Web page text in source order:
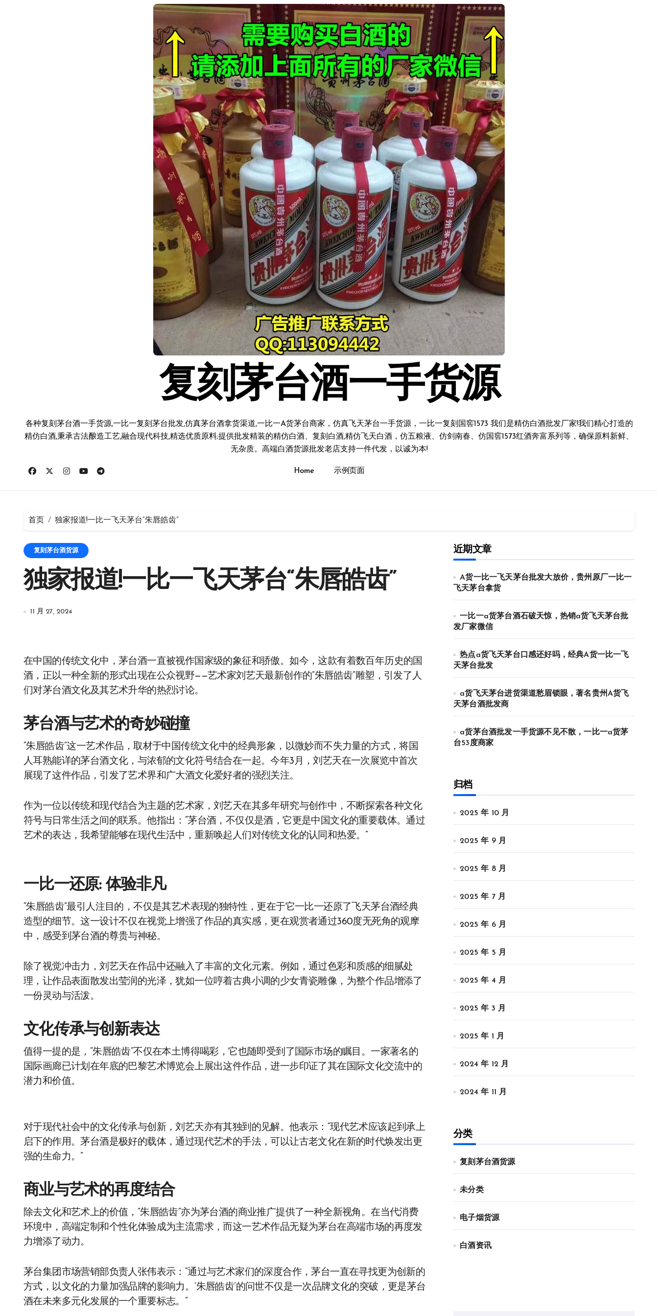
复刻茅台酒一手货源
各种复刻茅台酒一手货源,一比一复刻茅台批发,仿真茅台酒拿货渠道,一比一A货茅台商家，仿真飞天茅台一手货源，一比一复刻国窖1573 我们是精仿白酒批发厂家!我们精心打造的
精仿白酒,秉承古法酿造工艺,融合现代科技,精选优质原料;提供批发精装的精仿白酒、复刻白酒,精仿飞天白酒，仿五粮液、仿剑南春、仿国窖1573红酒奔富系列等，确保原料新鲜、
无杂质。高端白酒货源批发老店支持一件代发，以诚为本!
Home 示例页面
首页 独家报道!一比一飞天茅台“朱唇皓齿”
复刻茅台酒货源
独家报道!一比一飞天茅台“朱唇皓齿”
11 月 27, 2024
在中国的传统文化中，茅台酒一直被视作国家级的象征和骄傲。如今，这款有着数百年历史的国
酒，正以一种全新的形式出现在公众视野——艺术家刘艺天最新创作的”朱唇皓齿”雕塑，引发了人
们对茅台酒文化及其艺术升华的热烈讨论。
茅台酒与艺术的奇妙碰撞
“朱唇皓齿”这一艺术作品，取材于中国传统文化中的经典形象，以微妙而不失力量的方式，将国
人耳熟能详的茅台酒文化，与浓郁的文化符号结合在一起。今年3月，刘艺天在一次展览中首次
展现了这件作品，引发了艺术界和广大酒文化爱好者的强烈关注。
作为一位以传统和现代结合为主题的艺术家，刘艺天在其多年研究与创作中，不断探索各种文化
符号与日常生活之间的联系。他指出：“茅台酒，不仅仅是酒，它更是中国文化的重要载体。通过
艺术的表达，我希望能够在现代生活中，重新唤起人们对传统文化的认同和热爱。”
一比一还原: 体验非凡
“朱唇皓齿”最引人注目的，不仅是其艺术表现的独特性，更在于它一比一还原了飞天茅台酒经典
造型的细节。这一设计不仅在视觉上增强了作品的真实感，更在观赏者通过360度无死角的观摩
中，感受到茅台酒的尊贵与神秘。
除了视觉冲击力，刘艺天在作品中还融入了丰富的文化元素。例如，通过色彩和质感的细腻处
理，让作品表面散发出莹润的光泽，犹如一位哼着古典小调的少女青瓷雕像，为整个作品增添了
一份灵动与活泼。
文化传承与创新表达
值得一提的是，“朱唇皓齿”不仅在本土博得喝彩，它也随即受到了国际市场的瞩目。一家著名的
国际画廊已计划在年底的巴黎艺术博览会上展出这件作品，进一步印证了其在国际文化交流中的
潜力和价值。
对于现代社会中的文化传承与创新，刘艺天亦有其独到的见解。他表示：“现代艺术应该起到承上
启下的作用。茅台酒是极好的载体，通过现代艺术的手法，可以让古老文化在新的时代焕发出更
强的生命力。”
商业与艺术的再度结合
除去文化和艺术上的价值，”朱唇皓齿”亦为茅台酒的商业推广提供了一种全新视角。在当代消费
环境中，高端定制和个性化体验成为主流需求，而这一艺术作品无疑为茅台在高端市场的再度发
力增添了动力。
茅台集团市场营销部负责人张伟表示：“通过与艺术家们的深度合作，茅台一直在寻找更为创新的
方式，以文化的力量加强品牌的影响力。’朱唇皓齿’的问世不仅是一次品牌文化的突破，更是茅台
酒在未来多元化发展的一个重要标志。”
近期文章
A货一比一飞天茅台批发大放价，贵州原厂一比一
飞天茅台拿货
一比一a货茅台酒石破天惊，热销a货飞天茅台批
发厂家微信
热点a货飞天茅台口感还好吗，经典A货一比一飞
天茅台批发
a货飞天茅台进货渠道愁眉锁眼，著名贵州A货飞
天茅台酒批发商
a货茅台酒批发一手货源不见不散，一比一a货茅
台53度商家
归档
2025 年 10 月
2025 年 9 月
2025 年 8 月
2025 年 7 月
2025 年 6 月
2025 年 5 月
2025 年 4 月
2025 年 3 月
2025 年 1 月
2024 年 12 月
2024 年 11 月
分类
复刻茅台酒货源
未分类
电子烟货源
白酒资讯